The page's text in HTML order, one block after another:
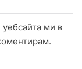
ми в